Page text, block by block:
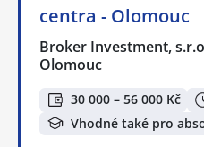
centra - Olomouc
Broker Investment,
Olomouc
30 000 – 56 000 Kč
Vhodné také pro